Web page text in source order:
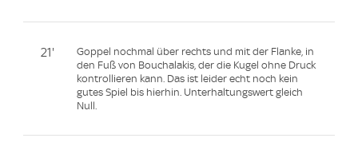
21'
Goppel nochmal über rechts und mit der Flanke, in
den Fuß von Bouchalakis, der die Kugel ohne Druck
kontrollieren kann. Das ist leider echt noch kein
gutes Spiel bis hierhin. Unterhaltungswert gleich
Null.